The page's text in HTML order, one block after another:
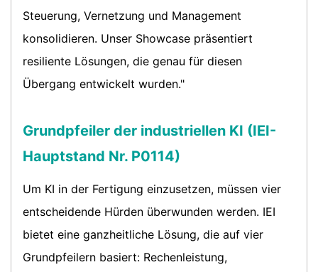
Steuerung, Vernetzung und Management
konsolidieren. Unser Showcase präsentiert
resiliente Lösungen, die genau für diesen
Übergang entwickelt wurden."
Grundpfeiler der industriellen KI (IEI-
Hauptstand Nr. P0114)
Um KI in der Fertigung einzusetzen, müssen vier
entscheidende Hürden überwunden werden. IEI
bietet eine ganzheitliche Lösung, die auf vier
Grundpfeilern basiert: Rechenleistung,